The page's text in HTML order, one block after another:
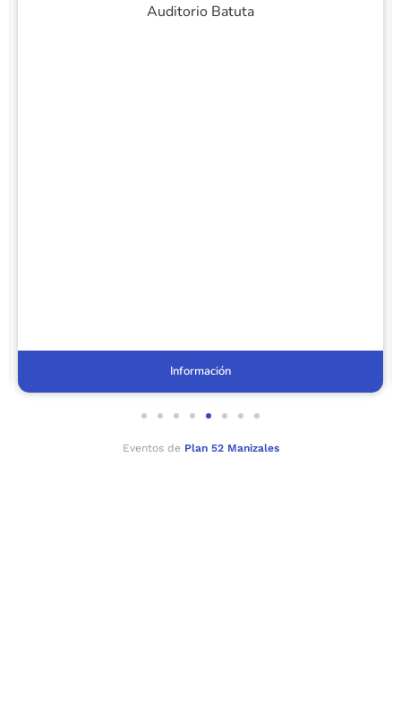
Auditorio Batuta
Información
Eventos de Plan 52 Manizales